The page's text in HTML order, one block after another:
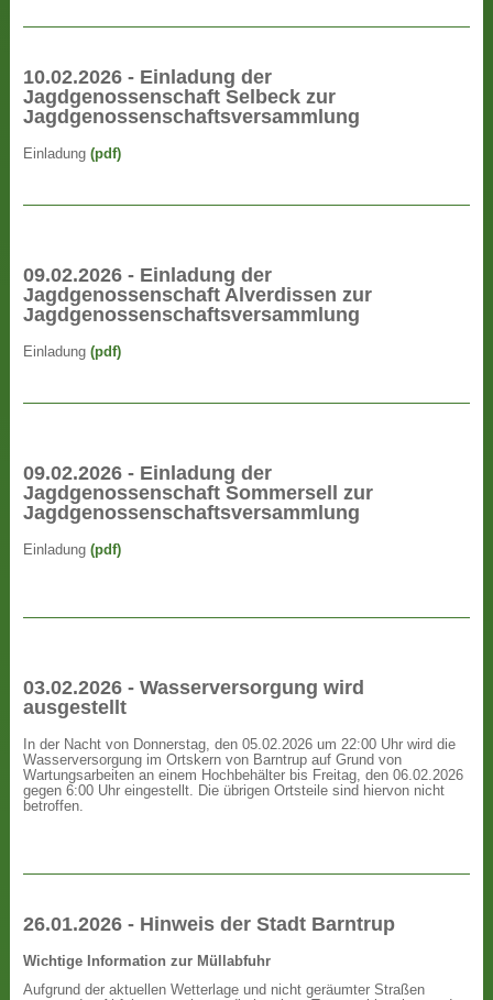
10.02.2026 - Einladung der
Jagdgenossenschaft Selbeck zur
Jagdgenossenschaftsversammlung
Einladung(pdf)
09.02.2026 - Einladung der
Jagdgenossenschaft Alverdissen zur
Jagdgenossenschaftsversammlung
Einladung(pdf)
09.02.2026 - Einladung der
Jagdgenossenschaft Sommersell zur
Jagdgenossenschaftsversammlung
Einladung(pdf)
03.02.2026 - Wasserversorgung wird
ausgestellt
In der Nacht von Donnerstag, den 05.02.2026 um 22:00 Uhr wird die
Wasserversorgung im Ortskern von Barntrup auf Grund von
Wartungsarbeiten an einem Hochbehälter bis Freitag, den 06.02.2026
gegen 6:00 Uhr eingestellt. Die übrigen Ortsteile sind hiervon nicht
betroffen.
26.01.2026 - Hinweis der Stadt Barntrup
Wichtige Information zur Müllabfuhr
Aufgrund der aktuellen Wetterlage und nicht geräumter Straßen